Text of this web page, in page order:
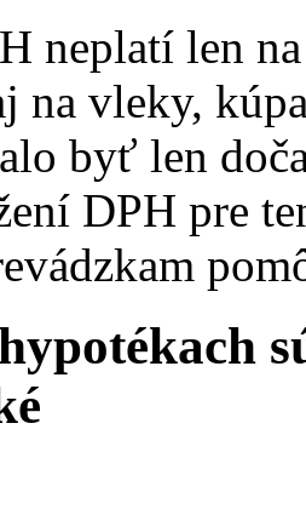
neplatí len
na vleky,
byť len
DPH pre